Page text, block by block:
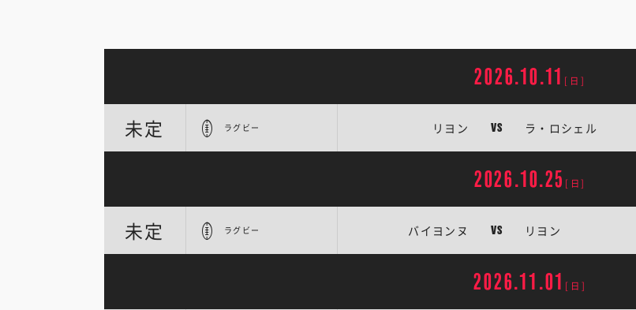
2026.10.11 [日]
未定 ラグビー リヨン VS ラ・ロシェル
2026.10.25 [日]
未定 ラグビー バイヨンヌ VS リヨン
2026.11.01 [日]